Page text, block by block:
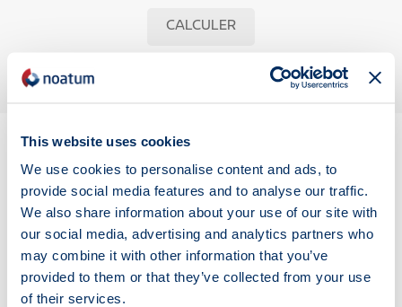
This website uses cookies
We use cookies to personalise content and ads, to
provide social media features and to analyse our traffic.
We also share information about your use of our site with
our social media, advertising and analytics partners who
may combine it with other information that you’ve
provided to them or that they’ve collected from your use
of their services.
CALCULER
CONVERTISSEUR DE POIDS
maritime
Tonne
anglaise
longue
Tonne
anglaise
courte
Pierres
Livres
Onces